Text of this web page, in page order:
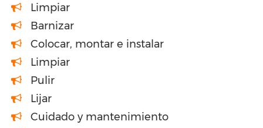
Limpiar
Barnizar
Colocar, montar e instalar
Limpiar
Pulir
Lijar
Cuidado y mantenimiento